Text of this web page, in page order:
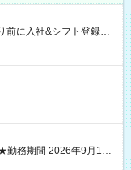
前に入社&シフト登録す
給1万1500円でしっか
勤務期間 2026年9月16
中フル勤務できる方優遇